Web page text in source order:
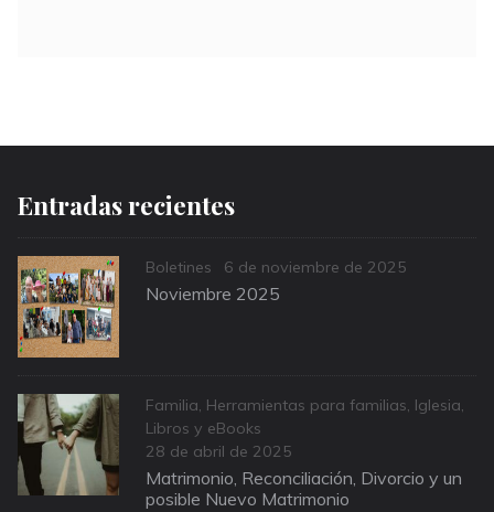
Entradas recientes
Categories
Boletines
Posted
on
6 de noviembre de 2025
Noviembre 2025
Categories
Familia, Herramientas para familias, Iglesia,
Libros y eBooks
Posted
on
28 de abril de 2025
Matrimonio, Reconciliación, Divorcio y un
posible Nuevo Matrimonio